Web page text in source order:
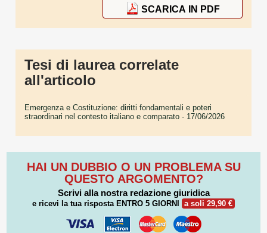
SCARICA IN PDF
Tesi di laurea correlate
all'articolo
Emergenza e Costituzione: diritti fondamentali e poteri
straordinari nel contesto italiano e comparato - 17/06/2026
HAI UN DUBBIO O UN PROBLEMA SU
QUESTO ARGOMENTO?
Scrivi alla nostra redazione giuridica
e ricevi la tua risposta ENTRO 5 GIORNI a soli 29,90 €